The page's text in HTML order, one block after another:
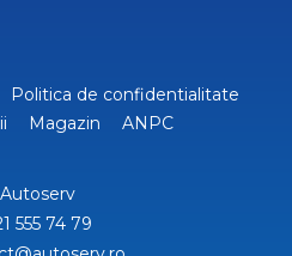
Politica de confidentialitate
Magazin ANPC
Autoserv
555 74 79